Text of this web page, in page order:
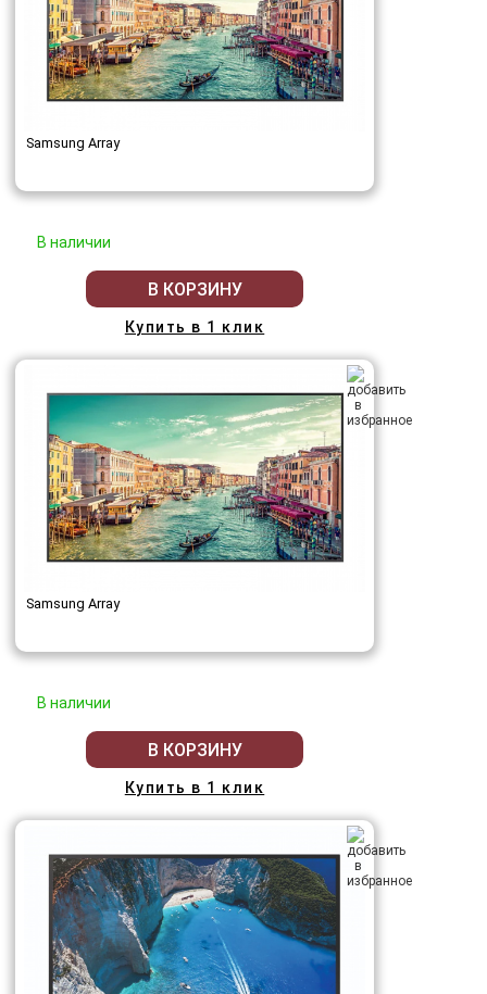
Samsung Array
В наличии
В КОРЗИНУ
Купить в 1 клик
Samsung Array
В наличии
В КОРЗИНУ
Купить в 1 клик